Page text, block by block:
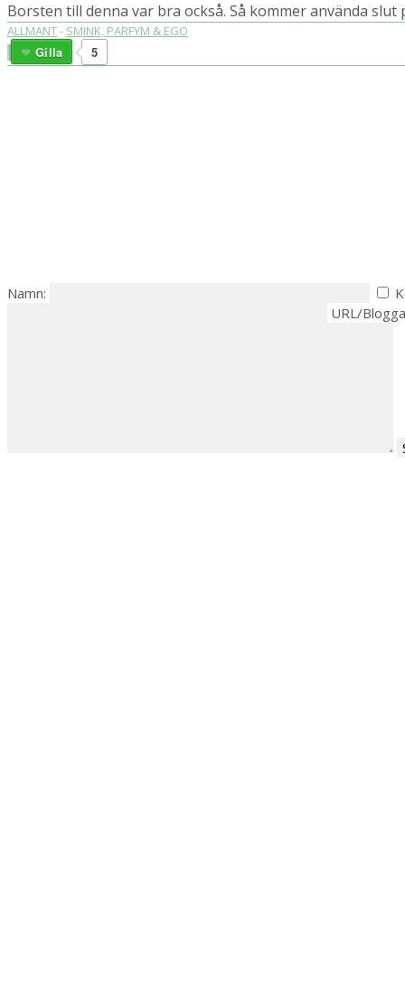
Borsten till denna var bra också. Så kommer använda slut
ALLMÄNT- SMINK, PARFYM & EGO
5
Gilla
Namn:
URL/